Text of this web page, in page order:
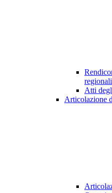
Atti
Articolazione